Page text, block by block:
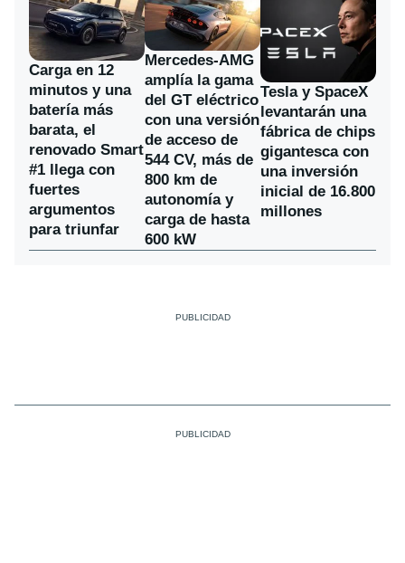
Carga en 12
minutos y una
batería más
barata, el
renovado Smart
#1 llega con
fuertes
argumentos
para triunfar
Mercedes-AMG
amplía la gama
del GT eléctrico
con una versión
de acceso de
544 CV, más de
800 km de
autonomía y
carga de hasta
600 kW
Tesla y SpaceX
levantarán una
fábrica de chips
gigantesca con
una inversión
inicial de 16.800
millones